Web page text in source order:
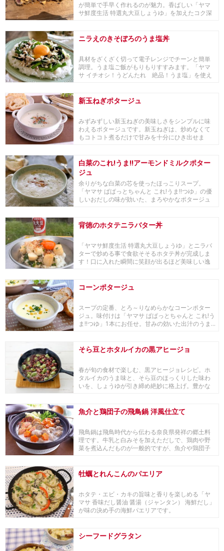
が簡単で手早く作れるのが魅力。香ばしい「ヤマ
サ鮮度生活 特選丸大豆しょうゆ」を加えたコク深
ニラえのきそぼろのうま塩丼
具材をざくざく切って電子レンジでチーンと簡単
調理。うま塩ご飯がもりもりすすみます。「ヤマ
サ イチオシ！うどんたれ 絶品！うま塩」を使え
新玉ねぎポタージュ
みずみずしい新玉ねぎの美味しさをシンプルに味
わえるポタージュです。新玉ねぎは、炒めなくて
もコトコト煮るだけで甘みを十分にひき出せま
白菜のこれ!うま!!アーモンドミルクポター
ジュ
余りがちな白菜の芯を使ったほっこりスープ。
「ヤマサ ぱぱっとちゃんと これ!うま!!つゆ」の優
しいおだしの味が効いた、まろやかなポタージュ
背徳のホタテニラバター丼
「ヤマサ鮮度生活 特選丸大豆しょうゆ」とニラバ
ターで炒める事で食欲そそるホタテ丼が完成しま
す！口に入れた瞬間に笑顔が出るほど美味しい逸
コーンポタージュ
スープの定番、とろ～りなめらかなコーンポター
ジュ。味付けは「ヤマサ ぱぱっとちゃんと これ!う
ま!!つゆ」1本にお任せ。甘みの効いた出汁のうま...
そら豆とホタルイカの黒アヒージョ
春が旬の食材で楽しむ、黒アヒージョレシピ。ホ
タルイカのうま味と、そら豆のほっくりした味わ
いを、しょうゆが引き締め絶妙に格上げ。豊かな
魚介と鶏団子の飛鳥鍋 洋風仕立て
飛鳥鍋は飛鳥時代から伝わる奈良県発祥の郷土料
理です。牛乳と白みそを加えただしで、鶏肉や野
菜を煮込んだものが一般的ですが、魚介や鶏団子
牡蠣とれんこんのパエリア
ホタテ・エビ・カキの旨味と香りを楽しめる「ヤ
マサ 香味だし醤油 醤湯（ジャンタン） 海鮮だし」
が味の決め手の海鮮パエリアです。
シーフードグラタン